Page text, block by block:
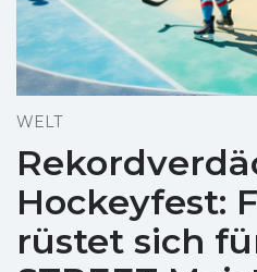
WELT
Hockeyfest:
rüstet sich